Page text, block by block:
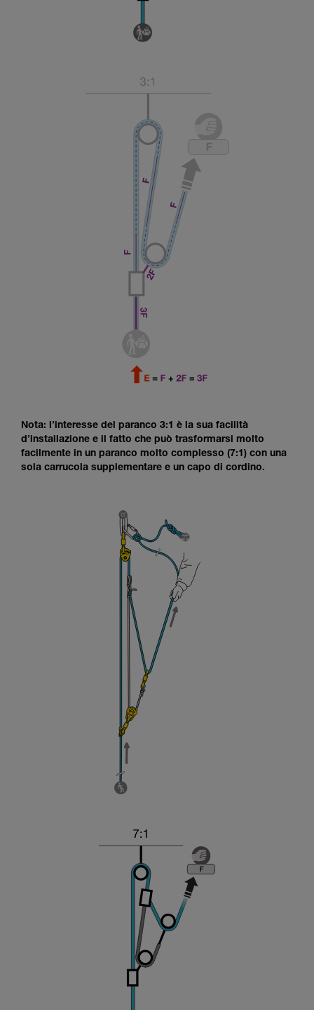
Nota: l’interesse del paranco 3:1 è la sua facilità
d’installazione e il fatto che può trasformarsi molto
facilmente in un paranco molto complesso (7:1) con una
sola carrucola supplementare e un capo di cordino.